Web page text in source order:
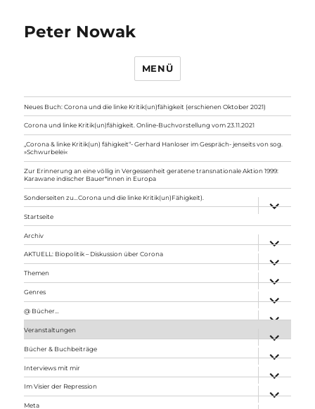
Peter Nowak
MENÜ
Neues Buch: Corona und die linke Kritik(un)fähigkeit (erschienen Oktober 2021)
Corona und linke Kritik(un)fähigkeit. Online-Buchvorstellung vom 23.11.2021
„Corona & linke Kritik(un) fähigkeit“- Gerhard Hanloser im Gespräch- jenseits von sog.
»Schwurbelei«
Zur Erinnerung an eine völlig in Vergessenheit geratene transnationale Aktion 1999:
Karawane indischer Bauer*innen in Europa
Sonderseiten zu…Corona und die linke Kritik(un)Fähigkeit).
anzeigen
Startseite
Archiv
anzeigen
AKTUELL: Biopolitik – Diskussion über Corona
anzeigen
Themen
anzeigen
Genres
anzeigen
@ Bücher…
Veranstaltungen
anzeigen
Bücher & Buchbeiträge
anzeigen
Interviews mit mir
anzeigen
Im Visier der Repression
anzeigen
Meta